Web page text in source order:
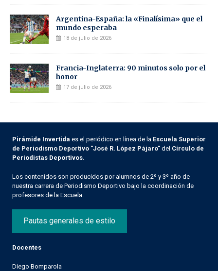
Argentina-España: la «Finalísima» que el
mundo esperaba
18 de julio de 2026
Francia-Inglaterra: 90 minutos solo por el
honor
17 de julio de 2026
Pirámide Invertida es el periódico en línea de la Escuela Superior
de Periodismo Deportivo "José R. López Pájaro" del Círculo de
Periodistas Deportivos
Los contenidos son producidos por alumnos de 2º y 3º año de
nuestra carrera de Periodismo Deportivo bajo la coordinación de
profesores de la Escuela.
Pautas generales de estilo
Docentes
Diego Bomparola